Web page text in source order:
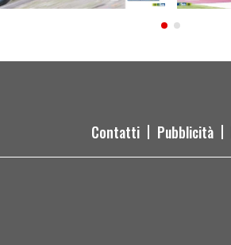
Contatti Pubblicità